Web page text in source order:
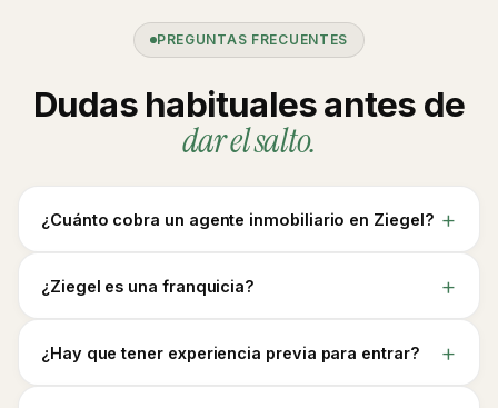
PREGUNTAS FRECUENTES
Dudas habituales antes de
dar el salto.
¿Cuánto cobra un agente inmobiliario en Ziegel?
¿Ziegel es una franquicia?
¿Hay que tener experiencia previa para entrar?